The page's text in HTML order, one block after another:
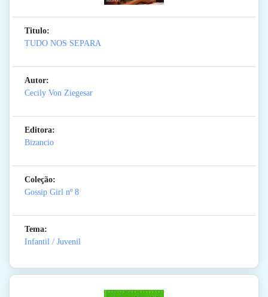
Titulo:
TUDO NOS SEPARA
Autor:
Cecily Von Ziegesar
Editora:
Bizancio
Coleção:
Gossip Girl nº 8
Tema:
Infantil / Juvenil